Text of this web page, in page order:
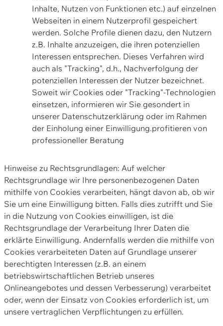
Inhalte, Nutzen von Funktionen etc.) auf einzelnen
Webseiten in einem Nutzerprofil gespeichert
werden. Solche Profile dienen dazu, den Nutzern
z.B. Inhalte anzuzeigen, die ihren potenziellen
Interessen entsprechen. Dieses Verfahren wird
auch als "Tracking", d.h., Nachverfolgung der
potenziellen Interessen der Nutzer bezeichnet.
Soweit wir Cookies oder "Tracking"-Technologien
einsetzen, informieren wir Sie gesondert in
unserer Datenschutzerklärung oder im Rahmen
der Einholung einer Einwilligung.profitieren von
professioneller Beratung
Hinweise zu Rechtsgrundlagen: Auf welcher
Rechtsgrundlage wir Ihre personenbezogenen Daten
mithilfe von Cookies verarbeiten, hängt davon ab, ob wir
Sie um eine Einwilligung bitten. Falls dies zutrifft und Sie
in die Nutzung von Cookies einwilligen, ist die
Rechtsgrundlage der Verarbeitung Ihrer Daten die
erklärte Einwilligung. Andernfalls werden die mithilfe von
Cookies verarbeiteten Daten auf Grundlage unserer
berechtigten Interessen (z.B. an einem
betriebswirtschaftlichen Betrieb unseres
Onlineangebotes und dessen Verbesserung) verarbeitet
oder, wenn der Einsatz von Cookies erforderlich ist, um
unsere vertraglichen Verpflichtungen zu erfüllen.